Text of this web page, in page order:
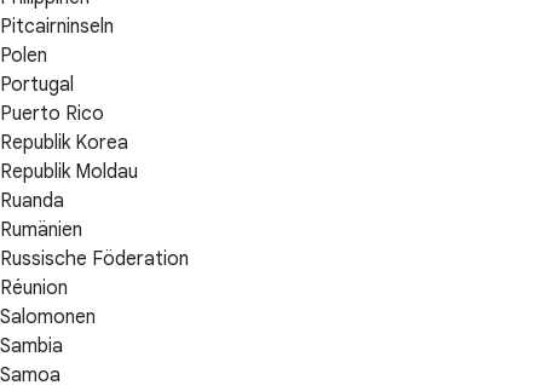
Pitcairninseln
Polen
Portugal
Puerto Rico
Republik Korea
Republik Moldau
Ruanda
Rumänien
Russische Föderation
Réunion
Salomonen
Sambia
Samoa